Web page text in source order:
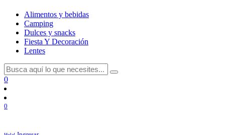
Alimentos y bebidas
Camping
Dulces y snacks
Fiesta Y Decoración
Lentes
0
0